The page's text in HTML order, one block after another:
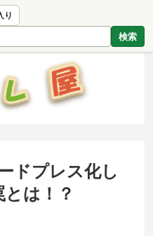
り
検索
ドプレス化し
は！？